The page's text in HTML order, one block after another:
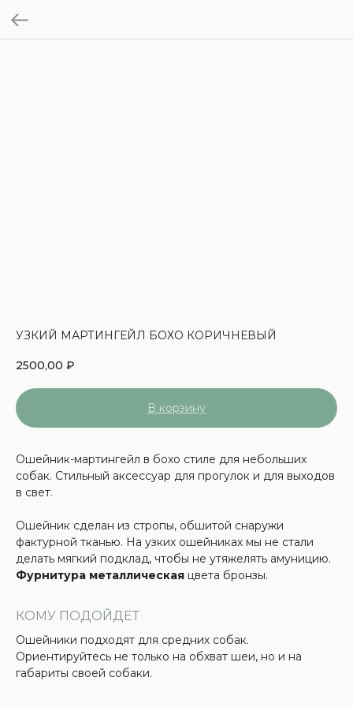
УЗКИЙ МАРТИНГЕЙЛ БОХО КОРИЧНЕВЫЙ
2500,00 ₽
В корзину
Ошейник-мартингейл в бохо стиле для небольших
собак. Стильный аксессуар для прогулок и для выходов
в свет.
Ошейник сделан из стропы, обшитой снаружи
фактурной тканью. На узких ошейниках мы не стали
делать мягкий подклад, чтобы не утяжелять амуницию.
Фурнитура металлическая цвета бронзы.
КОМУ ПОДОЙДЕТ
Ошейники подходят для средних собак.
Ориентируйтесь не только на обхват шеи, но и на
габариты своей собаки.